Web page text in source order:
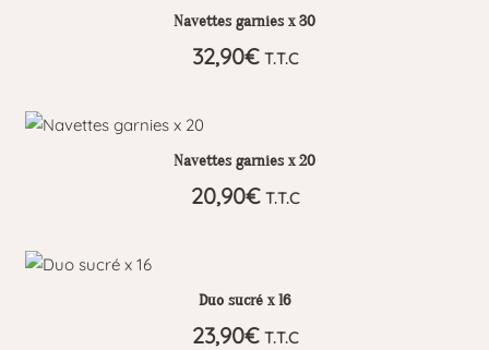
Navettes garnies x 30
32,90€ T.T.C
Navettes garnies x 20
20,90€ T.T.C
Duo sucré x 16
23,90€ T.T.C